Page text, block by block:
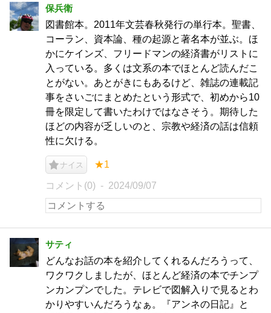
保兵衛
図書館本。2011年文芸春秋発行の単行本。聖書、
コーラン、資本論、種の起源と著名本が並ぶ。ほ
かにケインズ、フリードマンの経済書がリストに
入っている。多くは文系の本でほとんど読んだこ
とがない。あとがきにもあるけど、雑誌の連載記
事をさいごにまとめたという形式で、初めから10
冊を限定して書いたわけではなさそう。期待した
ほどの内容が乏しいのと、宗教や経済の話は信頼
性に欠ける。
ナイス ★1
コメント(0) 2024/09/07
サティ
どんなお話の本を紹介してくれるんだろうって、
ワクワクしましたが、ほとんど経済の本でチンプ
ンカンプンでした。テレビで図解入りで見るとわ
かりやすいんだろうなぁ。『アンネの日記』と